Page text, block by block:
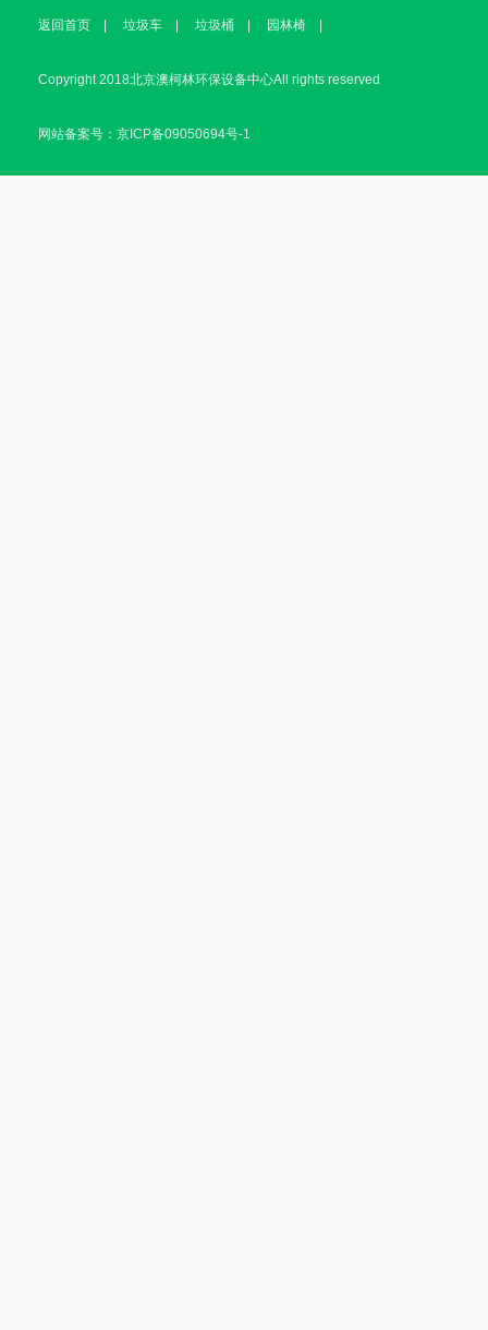
返回首页 垃圾车 垃圾桶 园林椅
Copyright 2018北京澳柯林环保设备中心All rights reserved
网站备案号：京ICP备09050694号-1